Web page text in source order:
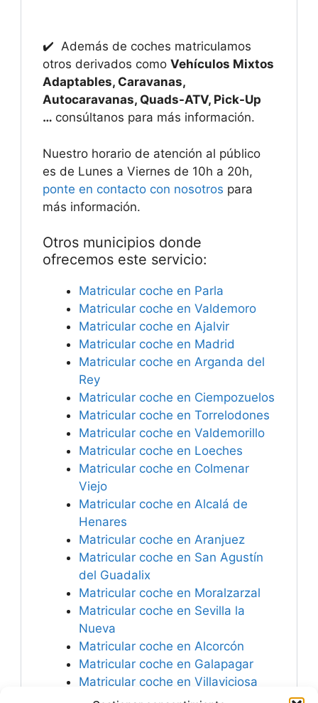
✔️ Además de coches matriculamos
otros derivados como Vehículos Mixtos
Adaptables, Caravanas,
Autocaravanas, Quads-ATV, Pick-Up
… consúltanos para más información.
Nuestro horario de atención al público
es de Lunes a Viernes de 10h a 20h,
ponte en contacto con nosotros para
más información.
Otros municipios donde
ofrecemos este servicio:
Matricular coche en Parla
Matricular coche en Valdemoro
Matricular coche en Ajalvir
Matricular coche en Madrid
Matricular coche en Arganda del
Rey
Matricular coche en Ciempozuelos
Matricular coche en Torrelodones
Matricular coche en Valdemorillo
Matricular coche en Loeches
Matricular coche en Colmenar
Viejo
Matricular coche en Alcalá de
Henares
Matricular coche en Aranjuez
Matricular coche en San Agustín
del Guadalix
Matricular coche en Moralzarzal
Matricular coche en Sevilla la
Nueva
Matricular coche en Alcorcón
Matricular coche en Galapagar
Matricular coche en Villaviciosa
de Odón